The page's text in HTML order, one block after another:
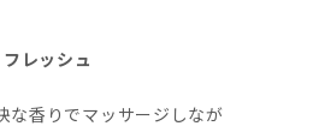
レッシュ
な香りでマッサージしなが